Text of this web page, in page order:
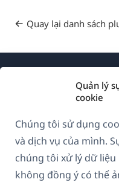
Quản lý
cookie
Chúng tôi sử dụng
và dịch vụ của mình.
chúng tôi xử lý dữ
không đồng ý có thể
Quay lại danh sách
GDPR &
Tham gia